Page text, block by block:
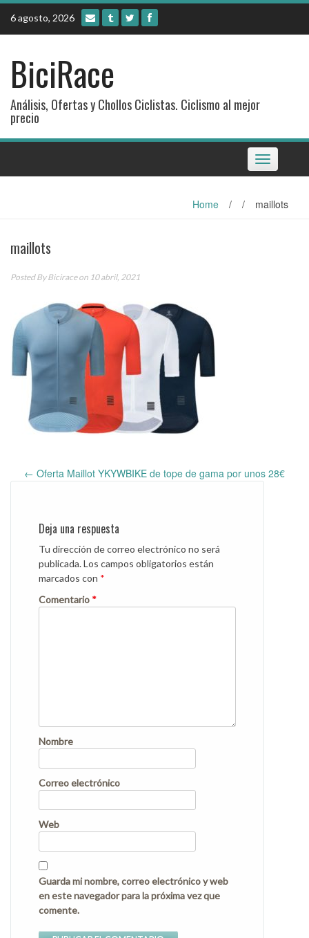
Skip
content
6 agosto, 2026
BiciRace
Análisis, Ofertas y Chollos Ciclistas. Ciclismo al mejor
precio
Toggle
navigation
Home / / maillots
maillots
Posted ByBiciraceon 10 abril, 2021
Post
← Oferta Maillot YKYWBIKE de tope de gama por unos 28€
Deja una respuesta
Tu dirección de correo electrónico no será
publicada.Los campos obligatorios están
marcados con *
Comentario *
Nombre
Correo electrónico
Web
Guarda mi nombre, correo electrónico y web
en este navegador para la próxima vez que
comente.